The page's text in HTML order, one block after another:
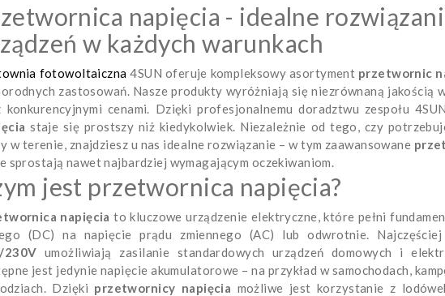
napięcia - idealne
w każdych warunkach
fotowoltaiczna 4SUN oferuje kompleksowy asortyment przetwornic
zastosowań. Nasze produkty wyróżniają się niezrównaną jakością
konkurencyjnymi cenami. Dzięki profesjonalnemu doradztwu zespołu
staje się prostszy niż kiedykolwiek. Niezależnie od tego, czy
w terenie, znajdziesz u nas idealne rozwiązanie – w tym zaawansowane
sprostają nawet najbardziej wymagającym oczekiwaniom.
jest przetwornica napięcia?
napięcia to kluczowe urządzenie elektryczne, które pełni
(DC) na napięcie prądu zmiennego (AC) lub odwrotnie.
230V umożliwiają zasilanie standardowych urządzeń domowych i
jest jedynie napięcie akumulatorowe – na przykład w samochodach,
Dzięki przetwornicy napięcia możliwe jest korzystanie z